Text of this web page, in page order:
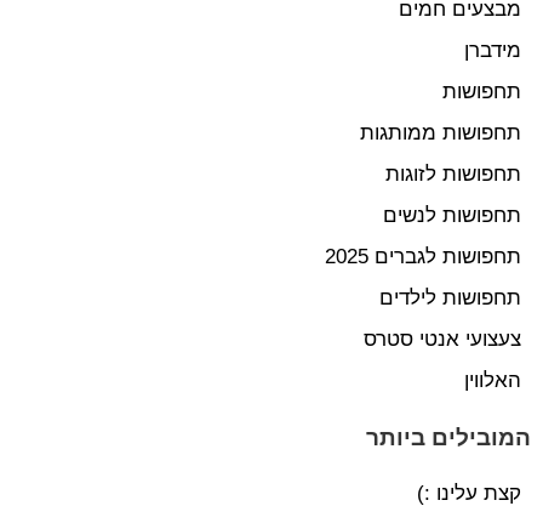
מבצעים חמים
מידברן
תחפושות
תחפושות ממותגות
תחפושות לזוגות
תחפושות לנשים
תחפושות לגברים 2025
תחפושות לילדים
צעצועי אנטי סטרס
האלווין
המובילים ביותר
קצת עלינו :)